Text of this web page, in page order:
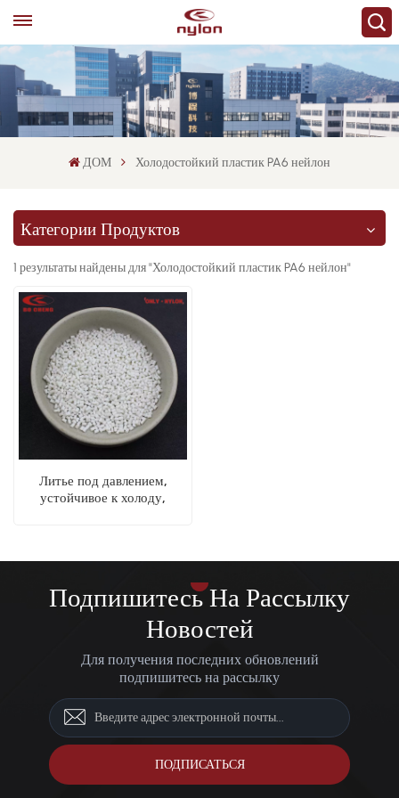
ДОМ Холодостойкий пластик PA6 нейлон
Категории Продуктов
1 результаты найдены для "Холодостойкий пластик PA6 нейлон"
Литье под давлением,
устойчивое к холоду,
Подпишитесь На Рассылку
Новостей
Для получения последних обновлений
подпишитесь на рассылку